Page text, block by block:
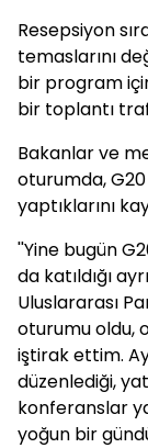
Resepsiyon
temaslarını
bir program
bir toplantı
Bakanlar ve
oturumda,
yaptıklarını
''Yine bugün
da katıldığı
Uluslararası
oturumu oldu,
iştirak ettim.
düzenlediği,
konferanslar
yoğun bir